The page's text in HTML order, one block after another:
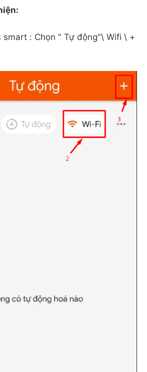
smart : Chọn " Tự động"\ Wifi \ +